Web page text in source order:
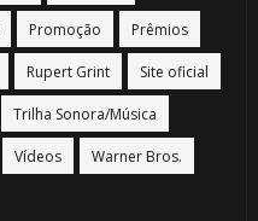
Promoção Prêmios
Rupert Grint Site oficial
Trilha Sonora/Música
Vídeos Warner Bros.